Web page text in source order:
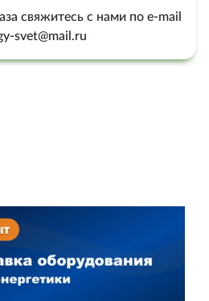
свяжитесь с нами по e-mail
svet@mail.ru